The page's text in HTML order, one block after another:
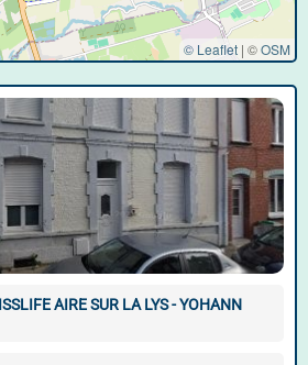
© Leaflet | ©OSM
AIRE SUR LA LYS - YOHANN